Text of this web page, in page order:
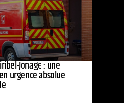
Jonage : une
urgence absolue